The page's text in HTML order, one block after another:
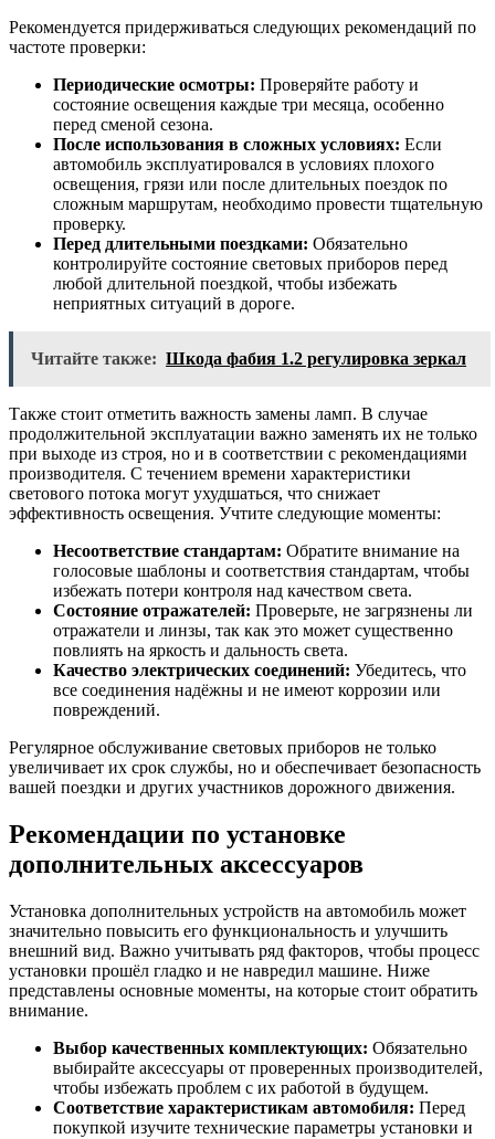
Рекомендуется придерживаться следующих рекомендаций по
частоте проверки:
Периодические осмотры: Проверяйте работу и
состояние освещения каждые три месяца, особенно
перед сменой сезона.
После использования в сложных условиях: Если
автомобиль эксплуатировался в условиях плохого
освещения, грязи или после длительных поездок по
сложным маршрутам, необходимо провести тщательную
проверку.
Перед длительными поездками: Обязательно
контролируйте состояние световых приборов перед
любой длительной поездкой, чтобы избежать
неприятных ситуаций в дороге.
Читайте также: Шкода фабия 1.2 регулировка зеркал
Также стоит отметить важность замены ламп. В случае
продолжительной эксплуатации важно заменять их не только
при выходе из строя, но и в соответствии с рекомендациями
производителя. С течением времени характеристики
светового потока могут ухудшаться, что снижает
эффективность освещения. Учтите следующие моменты:
Несоответствие стандартам: Обратите внимание на
голосовые шаблоны и соответствия стандартам, чтобы
избежать потери контроля над качеством света.
Состояние отражателей: Проверьте, не загрязнены ли
отражатели и линзы, так как это может существенно
повлиять на яркость и дальность света.
Качество электрических соединений: Убедитесь, что
все соединения надёжны и не имеют коррозии или
повреждений.
Регулярное обслуживание световых приборов не только
увеличивает их срок службы, но и обеспечивает безопасность
вашей поездки и других участников дорожного движения.
Рекомендации по установке
дополнительных аксессуаров
Установка дополнительных устройств на автомобиль может
значительно повысить его функциональность и улучшить
внешний вид. Важно учитывать ряд факторов, чтобы процесс
установки прошёл гладко и не навредил машине. Ниже
представлены основные моменты, на которые стоит обратить
внимание.
Выбор качественных комплектующих: Обязательно
выбирайте аксессуары от проверенных производителей,
чтобы избежать проблем с их работой в будущем.
Соответствие характеристикам автомобиля: Перед
покупкой изучите технические параметры установки и